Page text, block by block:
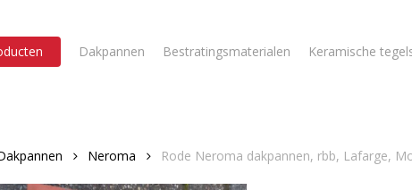
Dakpannen Bestratingsmaterialen Keramische
Neroma Rode Neroma dakpannen, rbb, Lafarge,